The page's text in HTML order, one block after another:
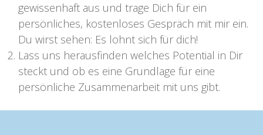
gewissenhaft aus und trage Dich für ein
persönliches, kostenloses Gespräch mit mir ein.
Du wirst sehen: Es lohnt sich für dich!
Lass uns herausfinden welches Potential in Dir
steckt und ob es eine Grundlage für eine
persönliche Zusammenarbeit mit uns gibt.